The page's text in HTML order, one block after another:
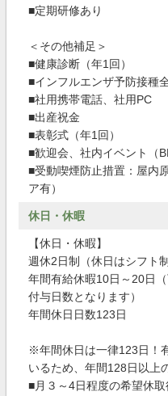
■定期研修あり
＜その他補足＞
■健康診断（年1回）
■インフルエンザ予防接種
■社用携帯電話、社用PC
■出産祝金
■表彰式（年1回）
■歓迎会、社内イベント（
■受動喫煙防止措置：屋内
ア有）
休日・休暇
【休日・休暇】
週休2日制（休日はシフト制
年間有給休暇10日～20日
付与日数となります）
年間休日日数123日
※年間休日は一律123日！
いるため、年間128日以上
■月３～4日程度の希望休